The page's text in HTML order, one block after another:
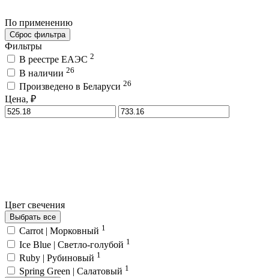
По применению
Сброс фильтра
Фильтры
В реестре ЕАЭС 2
В наличии 26
Произведено в Беларуси 26
Цена, ₽
Цвет свечения
Выбрать все
Carrot | Морковный 1
Ice Blue | Светло-голубой 1
Ruby | Рубиновый 1
Spring Green | Салатовый 1